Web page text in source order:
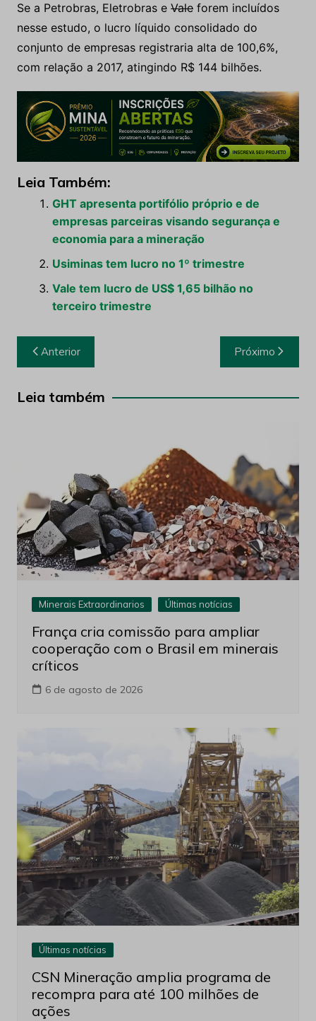
Se a Petrobras, Eletrobras e Valeforem incluídos
nesse estudo, o lucro líquido consolidado do
conjunto de empresas registraria alta de 100,6%,
com relação a 2017, atingindo R$ 144 bilhões.
Leia Também:
GHT apresenta portifólio próprio e de
empresas parceiras visando segurança e
economia para a mineração
Usiminas tem lucro no 1º trimestre
Vale tem lucro de US$ 1,65 bilhão no
terceiro trimestre
Navegação
de
Post
Anterior Próximo
Leia também
Minerais Extraordinarios Últimas notícias
França cria comissão para ampliar
cooperação com o Brasil em minerais
críticos
6 de agosto de 2026
Últimas notícias
CSN Mineração amplia programa de
recompra para até 100 milhões de
ações